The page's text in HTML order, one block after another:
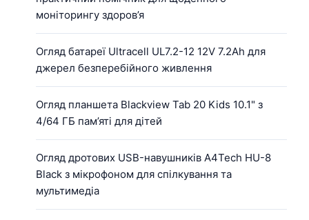
моніторингу здоров’я
Огляд батареї Ultracell UL7.2-12 12V 7.2Ah для
джерел безперебійного живлення
Огляд планшета Blackview Tab 20 Kids 10.1" з
4/64 ГБ пам’яті для дітей
Огляд дротових USB-навушників A4Tech HU-8
Black з мікрофоном для спілкування та
мультимедіа